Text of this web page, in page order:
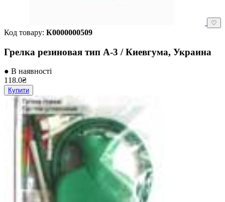
♡
Код товару: К0000000509
Грелка резиновая тип А-3 / Киевгума, Украина
● В наявності
118.0₴
Купити